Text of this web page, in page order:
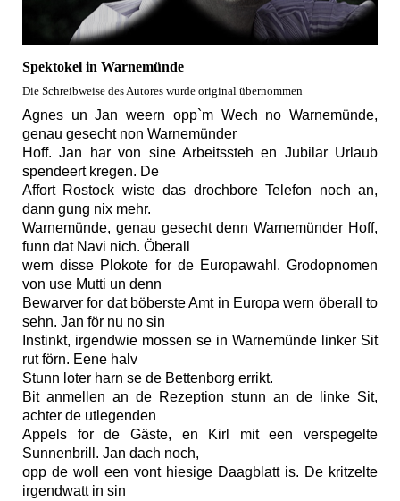
Spektokel in Warnemünde
Die Schreibweise des Autores wurde original übernommen
Agnes un Jan weern opp`m Wech no Warnemünde,
genau gesecht non Warnemünder
Hoff. Jan har von sine Arbeitssteh en Jubilar Urlaub
spendeert kregen. De
Affort Rostock wiste das drochbore Telefon noch an,
dann gung nix mehr.
Warnemünde, genau gesecht denn Warnemünder Hoff,
funn dat Navi nich. Öberall
wern disse Plokote for de Europawahl. Grodopnomen
von use Mutti un denn
Bewarver for dat böberste Amt in Europa wern öberall to
sehn. Jan för nu no sin
Instinkt, irgendwie mossen se in Warnemünde linker Sit
rut förn. Eene halv
Stunn loter harn se de Bettenborg errikt.
Bit anmellen an de Rezeption stunn an de linke Sit,
achter de utlegenden
Appels for de Gäste, en Kirl mit een verspegelte
Sunnenbrill. Jan dach noch,
opp de woll een vont hiesige Daagblatt is. De kritzelte
irgendwatt in sin